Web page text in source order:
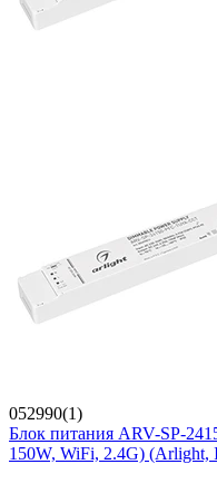
052990(1)
Блок питания ARV-SP-
150W, WiFi, 2.4G) (Arlight,